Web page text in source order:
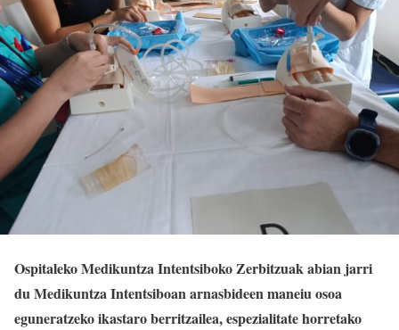
Ospitaleko Medikuntza Intentsiboko Zerbitzuak abian jarri
du Medikuntza Intentsiboan arnasbideen maneiu osoa
eguneratzeko ikastaro berritzailea, espezialitate horretako